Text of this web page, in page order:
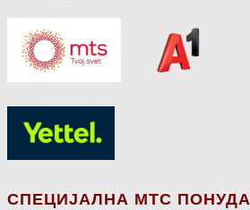
СПЕЦИЈАЛНА МТС ПОНУДА